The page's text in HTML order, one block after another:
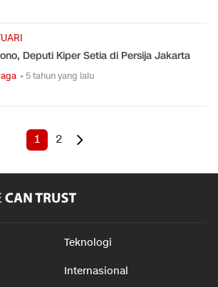
Deputi Kiper Setia di Persija Jakarta
• 5 tahun yang lalu
1 2
Teknologi
Internasional